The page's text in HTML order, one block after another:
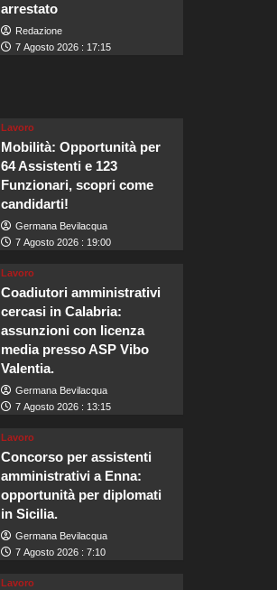
arrestato
Redazione
7 Agosto 2026 : 17:15
Lavoro
Mobilità: Opportunità per
64 Assistenti e 123
Funzionari, scopri come
candidarti!
Germana Bevilacqua
7 Agosto 2026 : 19:00
Lavoro
Coadiutori amministrativi
cercasi in Calabria:
assunzioni con licenza
media presso ASP Vibo
Valentia.
Germana Bevilacqua
7 Agosto 2026 : 13:15
Lavoro
Concorso per assistenti
amministrativi a Enna:
opportunità per diplomati
in Sicilia.
Germana Bevilacqua
7 Agosto 2026 : 7:10
Lavoro